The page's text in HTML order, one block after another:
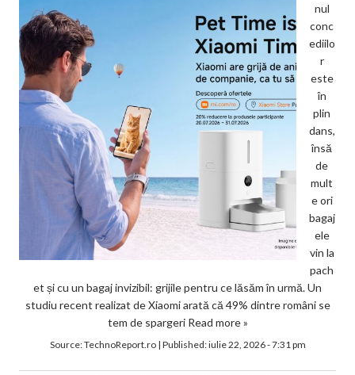
nul
conc
ediilo
r
este
în
plin
dans,
însă
de
mult
e ori
bagaj
ele
vin la
pach
et și cu un bagaj invizibil: grijile pentru ce lăsăm în urmă. Un
studiu recent realizat de Xiaomi arată că 49% dintre români se
tem de spargeri Read more »
Source:TechnoReport.ro| Published:iulie 22, 2026 - 7:31 pm